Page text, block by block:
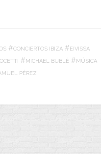
#CONCIERTOS IBIZA #EIVISSA
#MICHAEL BUBLÉ #MÚSICA
PÉREZ